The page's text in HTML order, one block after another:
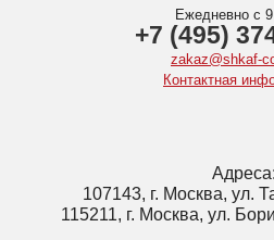
Ежедневно с
+7 (495)
zakaz@shkaf-
Контактная
Адреса:
107143, г. Москва, ул.
115211, г. Москва, ул.